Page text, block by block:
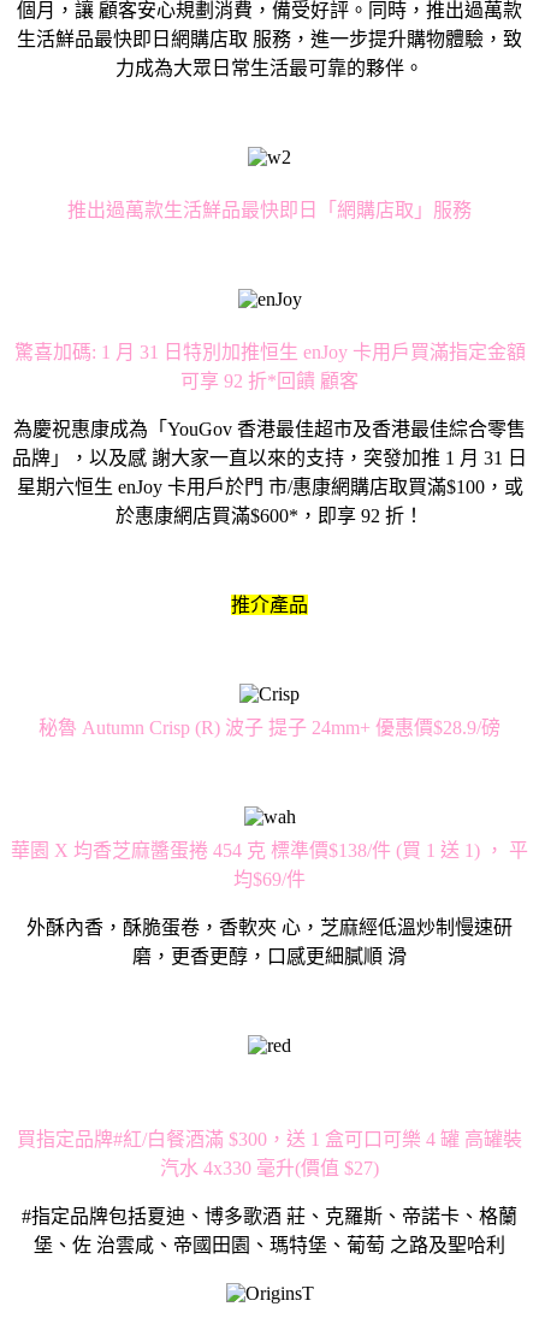
個月，讓 顧客安心規劃消費，備受好評。同時，推出過萬款
生活鮮品最快即日網購店取 服務，進一步提升購物體驗，致
力成為大眾日常生活最可靠的夥伴。
推出過萬款生活鮮品最快即日「網購店取」服務
驚喜加碼: 1 月 31 日特別加推恒生 enJoy 卡用戶買滿指定金額
可享 92 折*回饋 顧客
為慶祝惠康成為「YouGov 香港最佳超市及香港最佳綜合零售
品牌」，以及感 謝大家一直以來的支持，突發加推 1 月 31 日
星期六恒生 enJoy 卡用戶於門 市/惠康網購店取買滿$100，或
於惠康網店買滿$600*，即享 92 折！
推介產品
秘魯 Autumn Crisp (R) 波子 提子 24mm+ 優惠價$28.9/磅
華園 X 均香芝麻醬蛋捲 454 克 標準價$138/件 (買 1 送 1) ， 平
均$69/件
外酥內香，酥脆蛋卷，香軟夾 心，芝麻經低溫炒制慢速研
磨，更香更醇，口感更細膩順 滑
買指定品牌#紅/白餐酒滿 $300，送 1 盒可口可樂 4 罐 高罐裝
汽水 4x330 毫升(價值 $27)
#指定品牌包括夏迪、博多歌酒 莊、克羅斯、帝諾卡、格蘭
堡、佐 治雲咸、帝國田園、瑪特堡、葡萄 之路及聖哈利